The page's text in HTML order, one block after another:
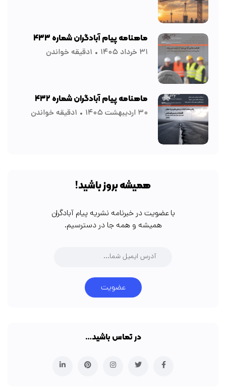
ماهنامه پیام آبادگران شماره ۴۳۳
۳۱ خرداد ۱۴۰۵ ۱دقیقه خواندن
ماهنامه پیام آبادگران شماره ۴۳۲
۳۰ اردیبهشت ۱۴۰۵ ۱دقیقه خواندن
همیشه بروز باشید!
با عضویت در خبرنامه نشریه پیام آبادگران
همیشه و همه جا در دسترسیم.
عضویت
در تماس باشید…